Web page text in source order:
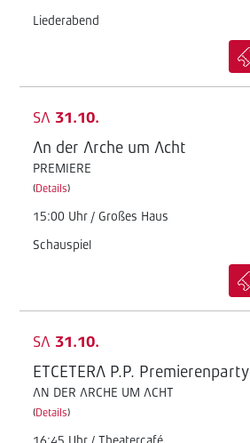
Liederabend
SA 31.10.
An der Arche um Acht
PREMIERE
(Details)
15:00 Uhr / Großes Haus
Schauspiel
SA 31.10.
ETCETERA P.P. Premierenparty
AN DER ARCHE UM ACHT
(Details)